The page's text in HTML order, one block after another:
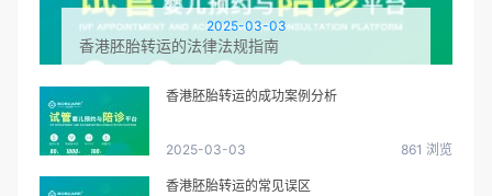
2025-03-03
香港胚胎转运的法律法规指南
香港胚胎转运的成功案例分析
2025-03-03 861 浏览
香港胚胎转运的常见误区